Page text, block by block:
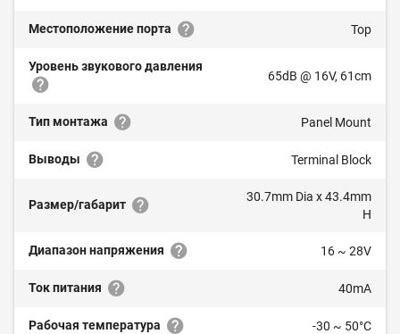
Местоположение порта Top
Уровень звукового давления
65dB @ 16V, 61cm
Тип монтажа Panel Mount
Выводы Terminal Block
Размер/габарит
30.7mm Dia x 43.4mm
H
Диапазон напряжения 16 ~ 28V
Ток питания 40mA
Рабочая температура -30 ~ 50°C